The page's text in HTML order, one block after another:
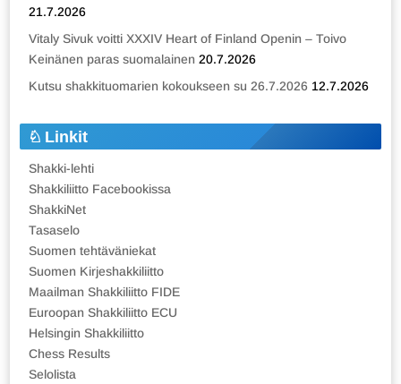
21.7.2026
Vitaly Sivuk voitti XXXIV Heart of Finland Openin – Toivo
Keinänen paras suomalainen 20.7.2026
Kutsu shakkituomarien kokoukseen su 26.7.2026 12.7.2026
Linkit
Shakki-lehti
Shakkiliitto Facebookissa
ShakkiNet
Tasaselo
Suomen tehtäväniekat
Suomen Kirjeshakkiliitto
Maailman Shakkiliitto FIDE
Euroopan Shakkiliitto ECU
Helsingin Shakkiliitto
Chess Results
Selolista